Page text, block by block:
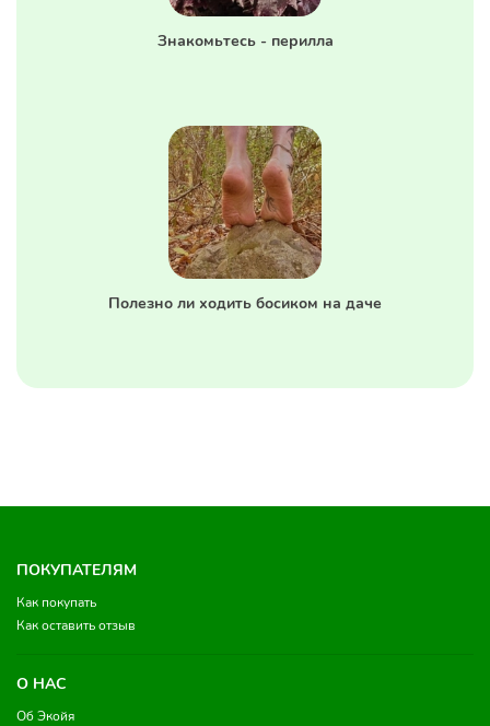
Знакомьтесь - перилла
Полезно ли ходить босиком на даче
ПОКУПАТЕЛЯМ
Как покупать
Как оставить отзыв
О НАС
Об Экойя